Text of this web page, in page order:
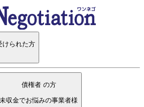
けられた方
債権者 の方
未収金でお悩みの事業者様